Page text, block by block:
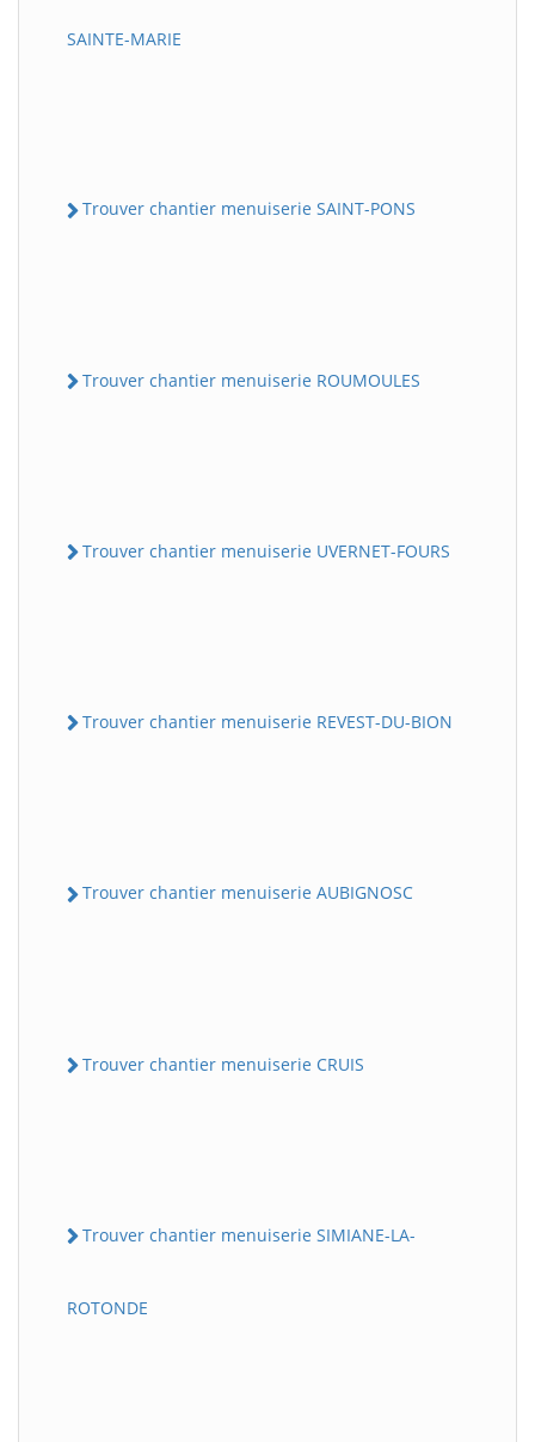
SAINTE-MARIE
Trouver chantier menuiserie SAINT-PONS
Trouver chantier menuiserie ROUMOULES
Trouver chantier menuiserie UVERNET-FOURS
Trouver chantier menuiserie REVEST-DU-BION
Trouver chantier menuiserie AUBIGNOSC
Trouver chantier menuiserie CRUIS
Trouver chantier menuiserie SIMIANE-LA-
ROTONDE